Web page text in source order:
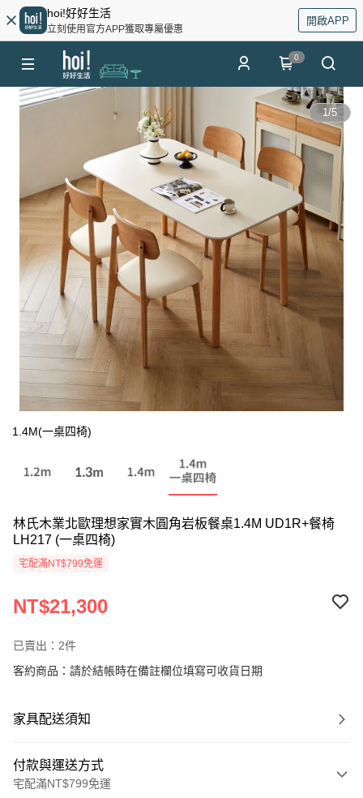
hoi!好好生活
立刻使用官方APP獲取專屬優惠
開啟APP
0
1/5
1.4M(一桌四椅)
林氏木業北歐理想家實木圓角岩板餐桌1.4M UD1R+餐椅
LH217 (一桌四椅)
宅配滿NT$799免運
NT$21,300
已賣出：2件
客約商品：請於結帳時在備註欄位填寫可收貨日期
家具配送須知
付款與運送方式
宅配滿NT$799免運